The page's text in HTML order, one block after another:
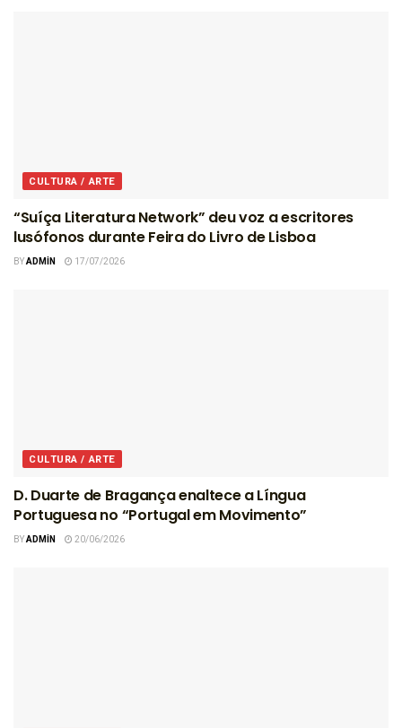
CULTURA / ARTE
“Suíça Literatura Network” deu voz a escritores
lusófonos durante Feira do Livro de Lisboa
BYADMIN 17/07/2026
CULTURA / ARTE
D. Duarte de Bragança enaltece a Língua
Portuguesa no “Portugal em Movimento”
BYADMIN 20/06/2026